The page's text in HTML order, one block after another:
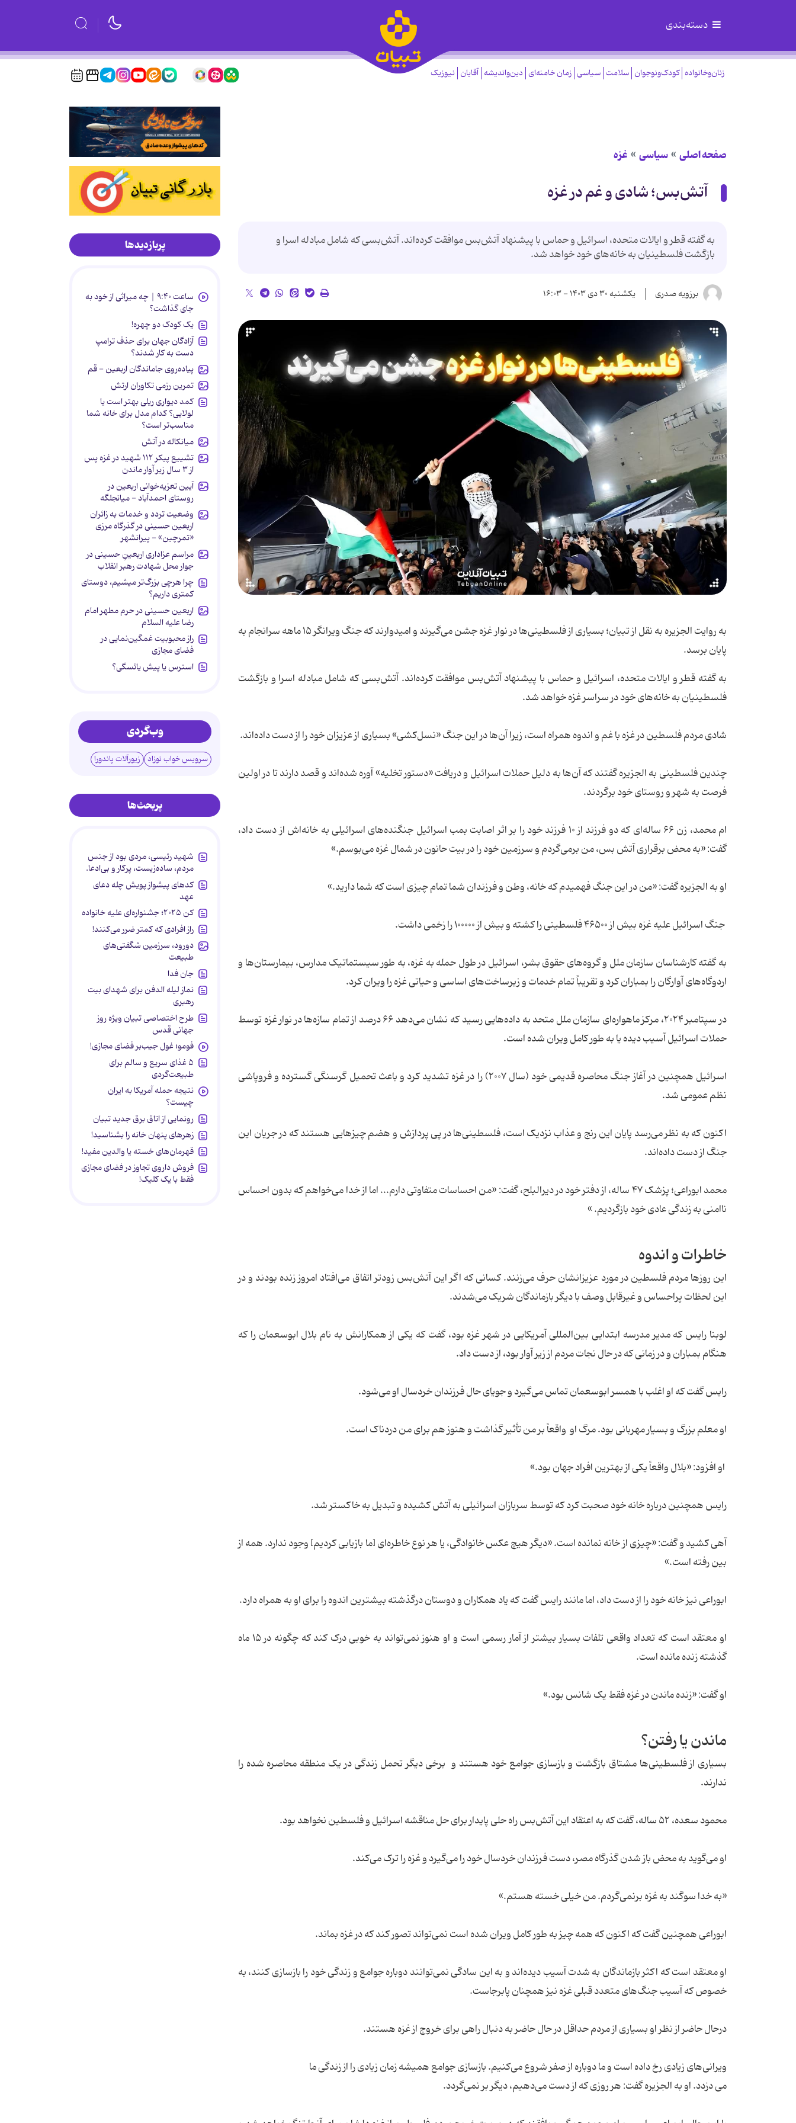
دسته‌بندی
زنان‌وخانواده کودک‌ونوجوان سلامت سیاسی زمان خامنه‌ای دین‌واندیشه آقایان نیوزیک
صفحه اصلی سیاسی غزه
آتش‌بس؛ شادی و غم در غزه
به گفته قطر و ایالات متحده، اسرائیل و حماس با پیشنهاد آتش‌بس موافقت کرده‌اند. آتش‌بسی که شامل مبادله اسرا و
بازگشت فلسطینیان به خانه‌های خود خواهد شد.
برزویه صدری یکشنبه ۳۰ دی ۱۴۰۳ - ۱۶:۰۳
به روایت الجزیره به نقل از تبیان؛ بسیاری از فلسطینی‌ها در نوار غزه جشن می‌گیرند و امیدوارند که جنگ ویرانگر ۱۵ ماهه سرانجام به
پایان برسد.
به گفته قطر و ایالات متحده، اسرائیل و حماس با پیشنهاد آتش‌بس موافقت کرده‌اند. آتش‌بسی که شامل مبادله اسرا و بازگشت
فلسطینیان به خانه‌های خود در سراسر غزه خواهد شد.
شادی مردم فلسطین در غزه با غم و اندوه همراه است، زیرا آن‌ها در این جنگ «نسل‌کشی» بسیاری از عزیزان خود را از دست داده‌اند.
چندین فلسطینی به الجزیره گفتند که آن‌ها به دلیل حملات اسرائیل و دریافت «دستور تخلیه» آوره‌ شده‌اند و قصد دارند تا در اولین
فرصت به شهر و روستای خود برگردند.
ام محمد، زن ۶۶ ساله‌ای که دو فرزند از ۱۰ فرزند خود را بر اثر اصابت بمب اسرائیل جنگنده‌های اسرائیلی به خانه‌اش از دست داد،
گفت: «به محض برقراری آتش بس، من برمی‌گردم و سرزمین خود را در بیت حانون در شمال غزه می‌بوسم.»
او به الجزیره گفت:‌ «من در این جنگ فهمیدم که خانه، وطن و فرزندان شما تمام چیزی است که شما دارید.»
جنگ اسرائیل علیه غزه بیش از ۴۶۵۰۰ فلسطینی را کشته و بیش از ۱۰۰۰۰۰ را زخمی داشت.
به گفته کارشناسان سازمان ملل و گروه‌های حقوق بشر، اسرائیل در طول حمله به غزه، به طور سیستماتیک مدارس، بیمارستان‌ها و
اردوگاه‌های آوارگان را بمباران کرد و تقریباً تمام خدمات و زیرساخت‌های اساسی و حیاتی غزه را ‌ویران کرد.
در سپتامبر ۲۰۲۴، مرکز ماهواره‌ای سازمان ملل متحد به داده‌هایی رسید که نشان می‌دهد ۶۶ درصد از تمام سازه‌ها در نوار غزه توسط
حملات اسرائیل آسیب دیده یا به طور کامل ویران شده است.
اسرائیل همچنین در آغاز جنگ محاصره قدیمی خود (سال ۲۰۰۷) را در غزه تشدید کرد و باعث تحمیل گرسنگی گسترده و فروپاشی
نظم عمومی شد.
اکنون که به نظر می‌رسد پایان این رنج و عذاب نزدیک است، فلسطینی‌ها در پی پردازش و هضم چیزهایی هستند که در جریان این
جنگ از دست داده‌اند.
محمد ابوراعی؛ پزشک ۴۷ ساله، از دفتر خود در دیرالبلح، گفت: «من احساسات متفاوتی دارم... اما از خدا می‌خواهم که بدون احساس
ناامنی به زندگی عادی خود بازگردیم. »
خاطرات و اندوه
این روزها مردم فلسطین در مورد عزیزانشان حرف می‌زنند. کسانی که اگر این آتش‌بس زودتر اتفاق می‌افتاد امروز زنده بودند و در
این لحظات پراحساس و غیرقابل وصف با دیگر بازماندگان شریک می‌شدند.
لوبنا رایس که مدیر مدرسه ابتدایی بین‌المللی آمریکایی در شهر غزه بود، گفت که یکی از همکارانش به نام بلال ابوسعمان را که
هنگام بمباران و در زمانی که در حال نجات مردم از زیر آوار بود، از دست داد.
رایس گفت که او اغلب با همسر ابوسعمان تماس می‌گیرد و جویای حال فرزندان خردسال او می‌شود.
او معلم بزرگ و بسیار مهربانی بود. مرگ او واقعاً بر من تأثیر گذاشت و هنوز هم برای من دردناک است.
او افزود: «بلال واقعاً یکی از بهترین افراد جهان بود.»
رایس همچنین درباره خانه خود صحبت کرد که توسط سربازان اسرائیلی به آتش کشیده و تبدیل به خاکستر شد.
آهی کشید و گفت: «چیزی از خانه نمانده است. «دیگر هیچ عکس خانوادگی، یا هر نوع خاطره‌ای [ما بازیابی کردیم] وجود ندارد. همه از
بین رفته است.»
ابوراعی نیز خانه خود را از دست داد، اما مانند رایس گفت که یاد همکاران و دوستان درگذشته بیشترین اندوه را برای او به همراه دارد.
او معتقد است که تعداد واقعی تلفات بسیار بیشتر از آمار رسمی است و او هنوز نمی‌تواند به خوبی درک کند که چگونه در ۱۵ ماه
گذشته زنده مانده است.
او گفت: «زنده ماندن در غزه فقط یک شانس بود.»
ماندن یا رفتن؟
بسیاری از فلسطینی‌ها مشتاق بازگشت و بازسازی جوامع خود هستند و برخی دیگر تحمل زندگی در یک منطقه محاصره شده را
ندارند.
محمود سعده، ۵۲ ساله، گفت که به اعتقاد این آتش‌بس راه حلی پایدار برای حل مناقشه اسرائیل و فلسطین نخواهد بود.
او می‌گوید به محض باز شدن گذرگاه مصر، دست فرزندان خردسال خود را می‌گیرد و غزه را ترک می‌کند.
«به خدا سوگند به غزه برنمی‌گردم. من خیلی خسته هستم.»
ابوراعی همچنین گفت که اکنون که همه چیز به طور کامل ویران شده است نمی‌تواند تصور کند که در غزه بماند.
او معتقد است که اکثر بازماندگان به شدت آسیب دیده‌اند و به این سادگی‌ نمی‌توانند دوباره جوامع و زندگی خود را بازسازی کنند، به
خصوص که آسیب‌ جنگ‌های متعدد قبلی غزه نیز همچنان پابرجاست.
درحال حاضر از نظر او بسیاری از مردم حداقل در حال حاضر به دنبال راهی برای خروج از غزه هستند.
ویرانی‌های زیادی رخ داده است و ما دوباره از صفر شروع می‌کنیم. بازسازی جوامع همیشه زمان زیادی را از زندگی ما
می دزدد. او به الجزیره گفت: هر روزی که از دست می‌دهیم، دیگر بر نمی‌گردد.
پربازدیدها
ساعت ۹:۴۰ | چه میراثی از خود به
جای گذاشت؟
یک کودک دو چهره!
آزادگان جهان برای حذف ترامپ
دست به کار شدند؟
پیاده‌روی جاماندگان اربعین - قم
تمرین رزمی تکاوران ارتش
کمد دیواری ریلی بهتر است یا
لولایی؟ کدام مدل برای خانه شما
مناسب‌تر است؟
میانکاله در آتش
تشییع پیکر ۱۱۲ شهید در غزه پس
از ۳ سال زیر آوار ماندن
آیین تعزیه‌خوانی اربعین در
روستای احمدآباد - میانجلگه
وضعیت تردد و خدمات به زائران
اربعین حسینی در گذرگاه مرزی
«تمرچین» - پیرانشهر
مراسم عزاداری اربعینِ حسینی در
جوار محل شهادت رهبر انقلاب
چرا هرچی بزرگ‌تر میشیم، دوستای
کمتری داریم؟
اربعین حسینی در حرم مطهر امام
رضا علیه السلام
راز محبوبیت غمگین‌نمایی در
فضای مجازی
استرس یا پیش یائسگی؟
وب‌گردی
سرویس خواب نوزاد زیورآلات پاندورا
پربحث‌ها
شهید رئیسی، مردی بود از جنس
مردم، ساده‌زیست، پرکار و بی‌ادعا.
کدهای پیشواز پویش چله دعای
عهد
کن ۲۰۲۵؛ جشنواره‌ای علیه خانواده
راز افرادی که کمتر ضرر می‌کنند!
دورود، سرزمین شگفتی‌های
طبیعت
جان فدا
نماز لیله الدفن برای شهدای بیت
رهبری
طرح اختصاصی تبیان ویژه روز
جهانی قدس
فومو؛ غول جیب‌بر فضای مجازی!
۵ غذای سریع و سالم برای
طبیعت‌گردی
نتیجه حمله آمریکا به ایران
چیست؟
رونمایی از اتاق برق جدید تبیان
زهرهای پنهان خانه را بشناسید!
قهرمان‌های خسته یا والدین مفید!
فروش داروی تجاوز در فضای مجازی
فقط با یک کلیک!